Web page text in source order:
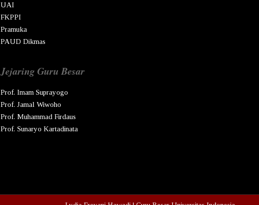
UAI
FKPPI
Pramuka
PAUD Dikmas
Jejaring Guru Besar
Prof. Imam Suprayogo
Prof. Jamal Wiwoho
Prof. Muhammad Firdaus
Prof. Sunaryo Kartadinata